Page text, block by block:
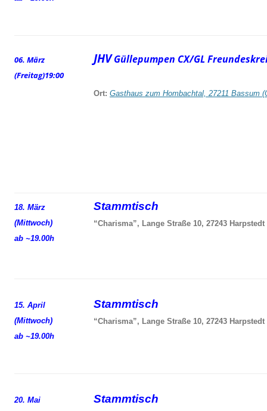
06. März
(Freitag)19:00
JHV Güllepumpen CX/GL
Ort: Gasthaus zum Hombachtal, 27211 Bassum
18. März
(Mittwoch)
ab ~19.00h
Stammtisch
“Charisma”, Lange Straße 10, 27243 Harpstedt
15. April
(Mittwoch)
ab ~19.00h
Stammtisch
“Charisma”, Lange Straße 10, 27243 Harpstedt
20. Mai
Stammtisch